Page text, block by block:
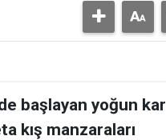
başlayan yoğun kar
kış manzaraları